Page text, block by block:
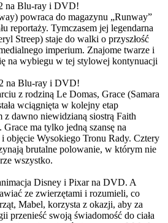
na Blu-ray i DVD!
powraca do magazynu „Runway”
reportaży. Tymczasem jej legendarna
Streep) staje do walki o przyszłość
imperium. Znajome twarze i
na wybiegu w tej stylowej kontynuacji
na Blu-ray i DVD!
z rodziną Le Domas, Grace (Samara
wciągnięta w kolejny etap
z dawno niewidzianą siostrą Faith
ma tylko jedną szansę na
objęcie Wysokiego Tronu Rady. Cztery
brutalne polowanie, w którym nie
wszystko.
Disney i Pixar na DVD. A
ze zwierzętami i rozumieli, co
Mabel, korzysta z okazji, aby za
przenieść swoją świadomość do ciała